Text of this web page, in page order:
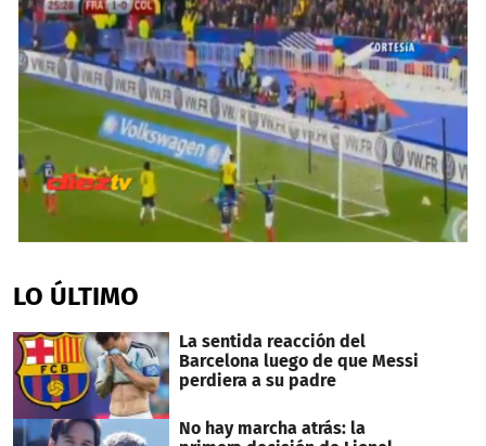
of
44
LO ÚLTIMO
La sentida reacción del
Barcelona luego de que Messi
perdiera a su padre
No hay marcha atrás: la